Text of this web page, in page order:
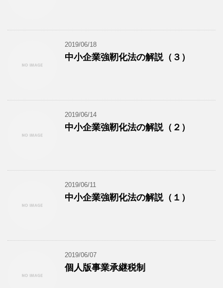
2019/06/18
中小企業強靭化法の解説（３）
2019/06/14
中小企業強靭化法の解説（２）
2019/06/11
中小企業強靭化法の解説（１）
2019/06/07
個人版事業承継税制